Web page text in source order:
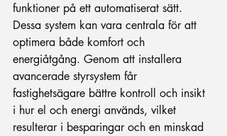
funktioner på ett automatiserat sätt.
Dessa system kan vara centrala för att
optimera både komfort och
energiåtgång. Genom att installera
avancerade styrsystem får
fastighetsägare bättre kontroll och insikt
i hur el och energi används, vilket
resulterar i besparingar och en minskad